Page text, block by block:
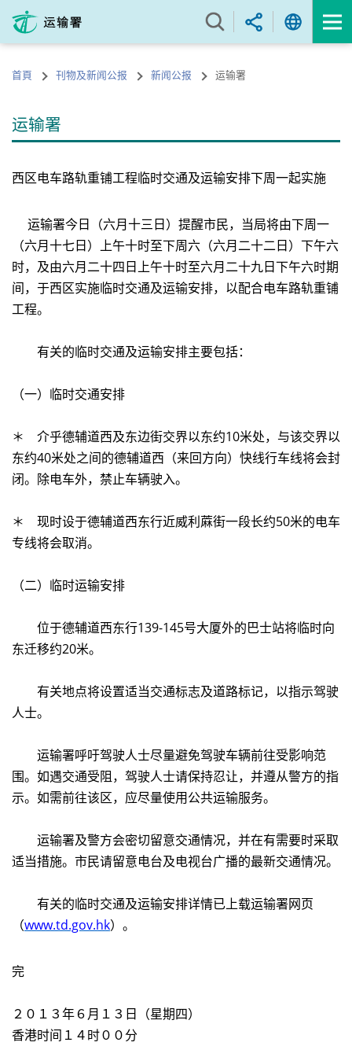
内
的首頁 刊物及新闻公报 新闻公报 运输署
运输署
西区电车路轨重铺工程临时交通及运输安排下周一起实施
运输署今日（六月十三日）提醒市民，当局将由下周一
（六月十七日）上午十时至下周六（六月二十二日）下午六
时，及由六月二十四日上午十时至六月二十九日下午六时期
间，于西区实施临时交通及运输安排，以配合电车路轨重铺
工程。
有关的临时交通及运输安排主要包括：
（一）临时交通安排
＊ 介乎德辅道西及东边街交界以东约10米处，与该交界以
东约40米处之间的德辅道西（来回方向）快线行车线将会封
闭。除电车外，禁止车辆驶入。
＊ 现时设于德辅道西东行近威利蔴街一段长约50米的电车
专线将会取消。
（二）临时运输安排
位于德辅道西东行139-145号大厦外的巴士站将临时向
东迁移约20米。
有关地点将设置适当交通标志及道路标记，以指示驾驶
人士。
运输署呼吁驾驶人士尽量避免驾驶车辆前往受影响范
围。如遇交通受阻，驾驶人士请保持忍让，并遵从警方的指
示。如需前往该区，应尽量使用公共运输服务。
运输署及警方会密切留意交通情况，并在有需要时采取
适当措施。市民请留意电台及电视台广播的最新交通情况。
有关的临时交通及运输安排详情已上载运输署网页
（www.td.gov.hk）。
完
２０１３年６月１３日（星期四）
香港时间１４时００分